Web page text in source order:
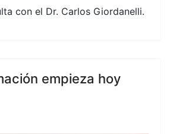
con el Dr. Carlos Giordanelli.
empieza hoy